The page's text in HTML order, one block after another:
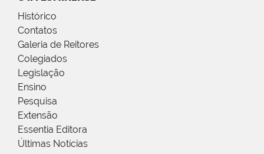
Histórico
Contatos
Galeria de Reitores
Colegiados
Legislação
Ensino
Pesquisa
Extensão
Essentia Editora
Últimas Notícias